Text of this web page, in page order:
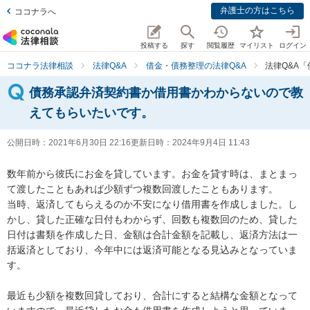
ココナラへ 弁護士の方はこちら
投稿する 探す 閲覧履歴 マイリスト ログイン
ココナラ法律相談 法律Q&A 借金・債務整理の法律Q&A 法律Q&A
債務承認弁済契約書か借用書かわからないので教
えてもらいたいです。
公開日時： 2021年6月30日 22:16更新日時： 2024年9月4日 11:43
数年前から彼氏にお金を貸しています。お金を貸す時は、まとまっ
て渡したこともあれば少額ずつ複数回渡したこともあります。
当時、返済してもらえるのか不安になり借用書を作成しました。し
かし、貸した正確な日付もわからず、回数も複数回のため、貸した
日付は書類を作成した日、金額は合計金額を記載し、返済方法は一
括返済としており、今年中には返済可能となる見込みとなっていま
す。
最近も少額を複数回貸しており、合計にすると結構な金額となって